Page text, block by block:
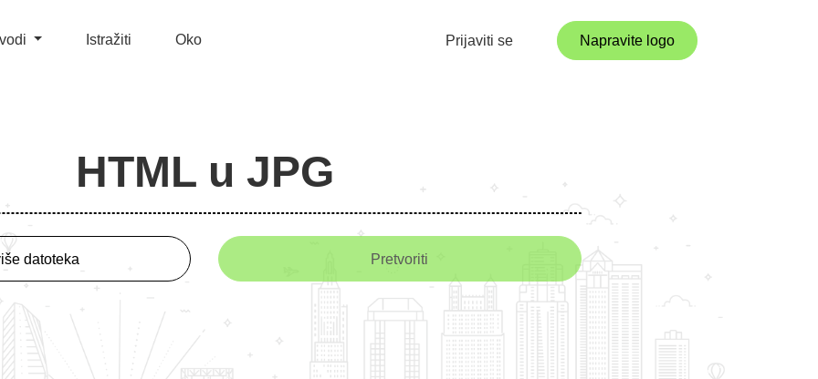
Istražiti Oko Prijaviti se Napravite logo
HTML u JPG
datoteka Pretvoriti